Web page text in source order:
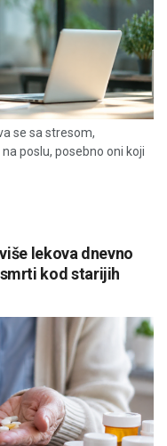
se sa stresom,
poslu, posebno oni koji
lekova dnevno
kod starijih